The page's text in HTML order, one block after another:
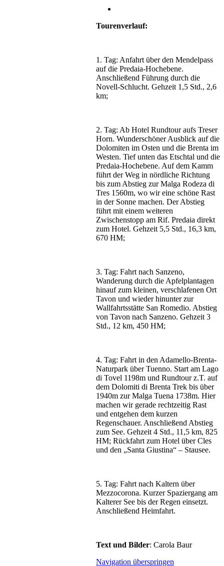
Tourenverlauf:
1. Tag: Anfahrt über den Mendelpass
auf die Predaia-Hochebene.
Anschließend Führung durch die
Novell-Schlucht. Gehzeit 1,5 Std., 2,6
km;
2. Tag: Ab Hotel Rundtour aufs Treser
Horn. Wunderschöner Ausblick auf die
Dolomiten im Osten und die Brenta im
Westen. Tief unten das Etschtal und die
Predaia-Hochebene. Auf dem Kamm
führt der Weg in nördliche Richtung
bis zum Abstieg zur Malga Rodeza di
Tres 1560m, wo wir eine schöne Rast
in der Sonne machen. Der Abstieg
führt mit einem weiteren
Zwischenstopp am Rif. Predaia direkt
zum Hotel. Gehzeit 5,5 Std., 16,3 km,
670 HM;
3. Tag: Fahrt nach Sanzeno,
Wanderung durch die Apfelplantagen
hinauf zum kleinen, verschlafenen Ort
Tavon und wieder hinunter zur
Wallfahrtsstätte San Romedio. Abstieg
von Tavon nach Sanzeno. Gehzeit 3
Std., 12 km, 450 HM;
4. Tag: Fahrt in den Adamello-Brenta-
Naturpark über Tuenno. Start am Lago
di Tovel 1198m und Rundtour z.T. auf
dem Dolomiti di Brenta Trek bis über
1940m zur Malga Tuena 1738m. Hier
machen wir gerade rechtzeitig Rast
und entgehen dem kurzen
Regenschauer. Anschließend Abstieg
zum See. Gehzeit 4 Std., 11,5 km, 825
HM; Rückfahrt zum Hotel über Cles
und den „Santa Giustina“ – Stausee.
5. Tag: Fahrt nach Kaltern über
Mezzocorona. Kurzer Spaziergang am
Kalterer See bis der Regen einsetzt.
Anschließend Heimfahrt.
Text und Bilder: Carola Baur
Navigation überspringen